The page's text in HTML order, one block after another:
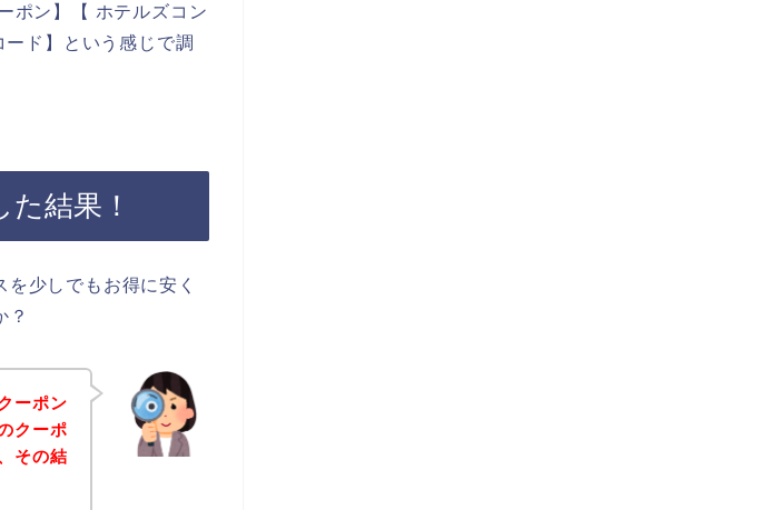
ポン】【 ホテルズコン
ド】という感じで調
結果！
少しでもお得に安く
？
ーポン
クーポ
その結